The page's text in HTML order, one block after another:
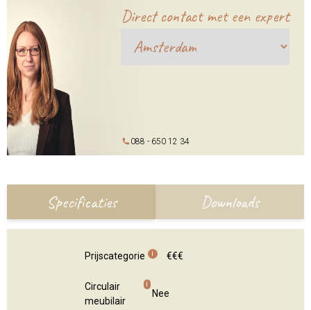
Direct contact met een expert
088 - 650 12 34
Specificaties Downloads
Prijscategorie i €€€
Circulair
meubilair
i
Nee